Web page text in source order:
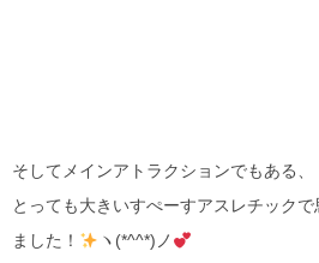
そしてメインアトラクションでもある、
とっても大きいすぺーすアスレチック
ました！
ヽ(*^^*)ノ